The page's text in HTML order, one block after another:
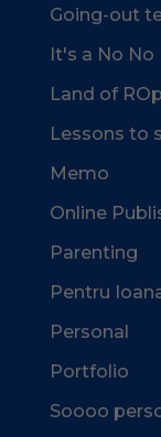
Going-out
It's a No No
Land of
Lessons to
Memo
Online
Parenting
Pentru
Personal
Portfolio
Soooo